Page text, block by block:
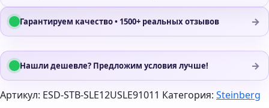
Гарантируем качество • 1500+ реальных отзывов →
Нашли дешевле? Предложим условия лучше! →
Артикул: ESD-STB-SLE12USLE91011 Категория: Steinberg